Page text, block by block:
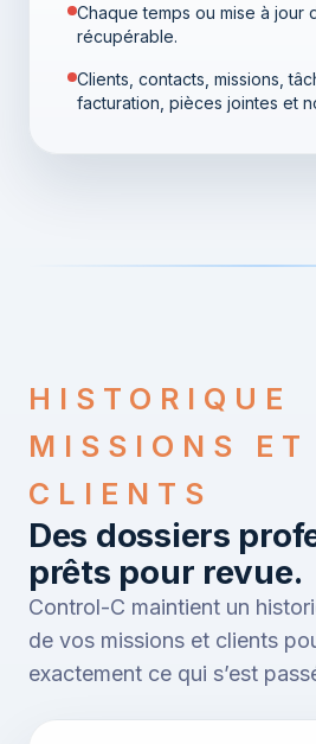
Chaque temps ou mise à jour
récupérable.
Clients, contacts, missions,
facturation, pièces jointes et
HISTORIQUE
MISSIONS ET
CLIENTS
Des dossiers
prêts pour revue.
Control-C maintient un
de vos missions et clients
exactement ce qui s’est